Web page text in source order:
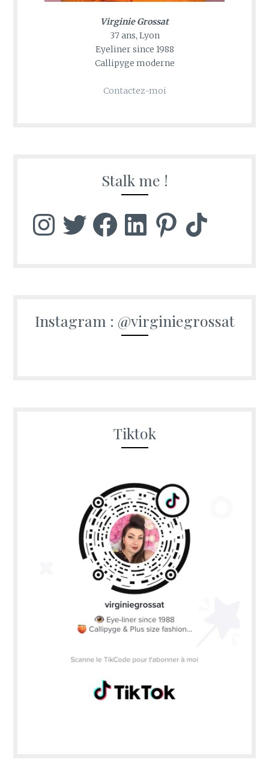
Virginie Grossat
37 ans, Lyon
Eyeliner since 1988
Callipyge moderne
Contactez-moi
Stalk me !
InstagramTwitter FacebookLinkedInPinterest TikTok
Instagram : @virginiegrossat
Tiktok